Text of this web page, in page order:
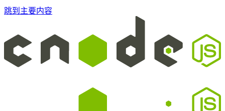
跳到主要内容